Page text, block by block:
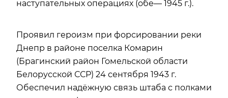
наступательных операциях (обе— 1945 г.).
Проявил героизм при форсировании реки
Днепр в районе поселка Комарин
(Брагинский район Гомельской области
Белорусской ССР) 24 сентября 1943 г.
Обеспечил надёжную связь штаба с полками